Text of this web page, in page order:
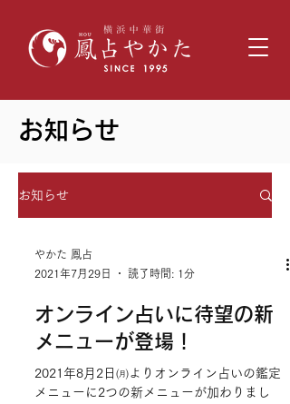
​お知らせ
お知らせ
やかた 鳳占
2021年7月29日
読了時間: 1分
オンライン占いに待望の新
メニューが登場！
2021年8月2日㈪よりオンライン占いの鑑定
メニューに2つの新メニューが加わりまし